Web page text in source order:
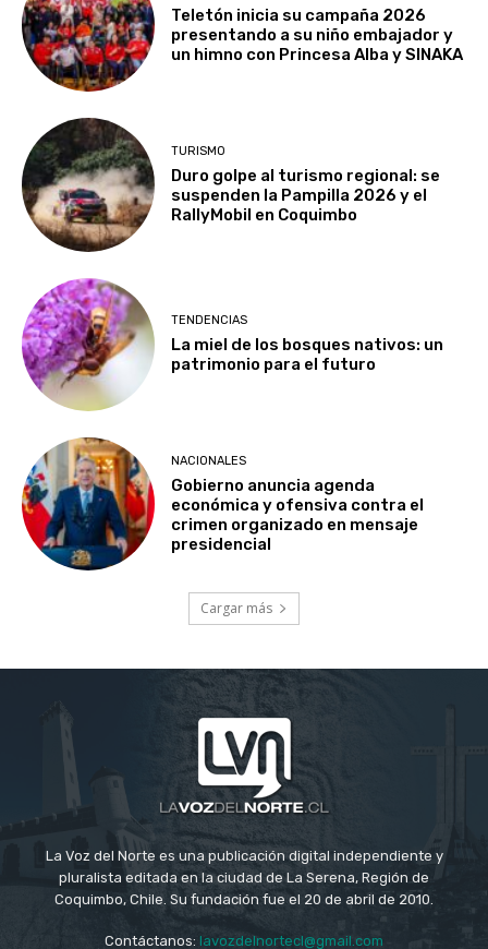
Teletón inicia su campaña 2026
presentando a su niño embajador y
un himno con Princesa Alba y SINAKA
TURISMO
Duro golpe al turismo regional: se
suspenden la Pampilla 2026 y el
RallyMobil en Coquimbo
TENDENCIAS
La miel de los bosques nativos: un
patrimonio para el futuro
NACIONALES
Gobierno anuncia agenda
económica y ofensiva contra el
crimen organizado en mensaje
presidencial
Cargar más
La Voz del Norte es una publicación digital independiente y
pluralista editada en la ciudad de La Serena, Región de
Coquimbo, Chile. Su fundación fue el 20 de abril de 2010.
Contáctanos: lavozdelnortecl@gmail.com